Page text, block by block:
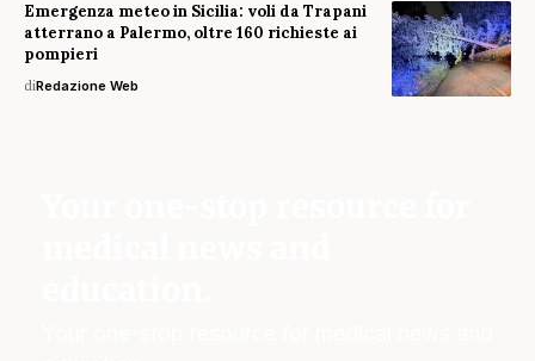
Emergenza meteo in Sicilia: voli da Trapani
atterrano a Palermo, oltre 160 richieste ai
pompieri
diRedazione Web